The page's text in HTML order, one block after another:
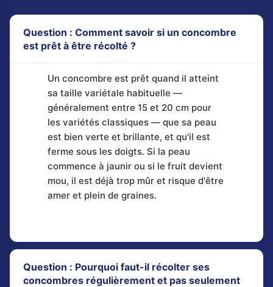
Question : Comment savoir si un concombre
est prêt à être récolté ?
Un concombre est prêt quand il atteint
sa taille variétale habituelle —
généralement entre 15 et 20 cm pour
les variétés classiques — que sa peau
est bien verte et brillante, et qu'il est
ferme sous les doigts. Si la peau
commence à jaunir ou si le fruit devient
mou, il est déjà trop mûr et risque d'être
amer et plein de graines.
Question : Pourquoi faut-il récolter ses
concombres régulièrement et pas seulement